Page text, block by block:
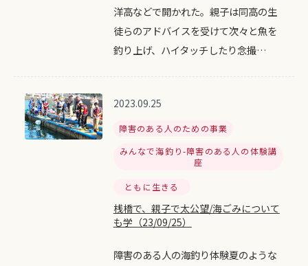
洋高などで開かれた。親子は同高の生
徒らのアドバイスを受けて次々と魚を
釣り上げ、ハイタッチしたり念撮…
2023.09.25
障害のある人のための事業
みんなで海釣り-障害のある人の体験講
座
ともに生きる
桟橋で、親子で太公望/海ごみについて
も学（23/09/25）
障害のある人の海釣り体験夏のような